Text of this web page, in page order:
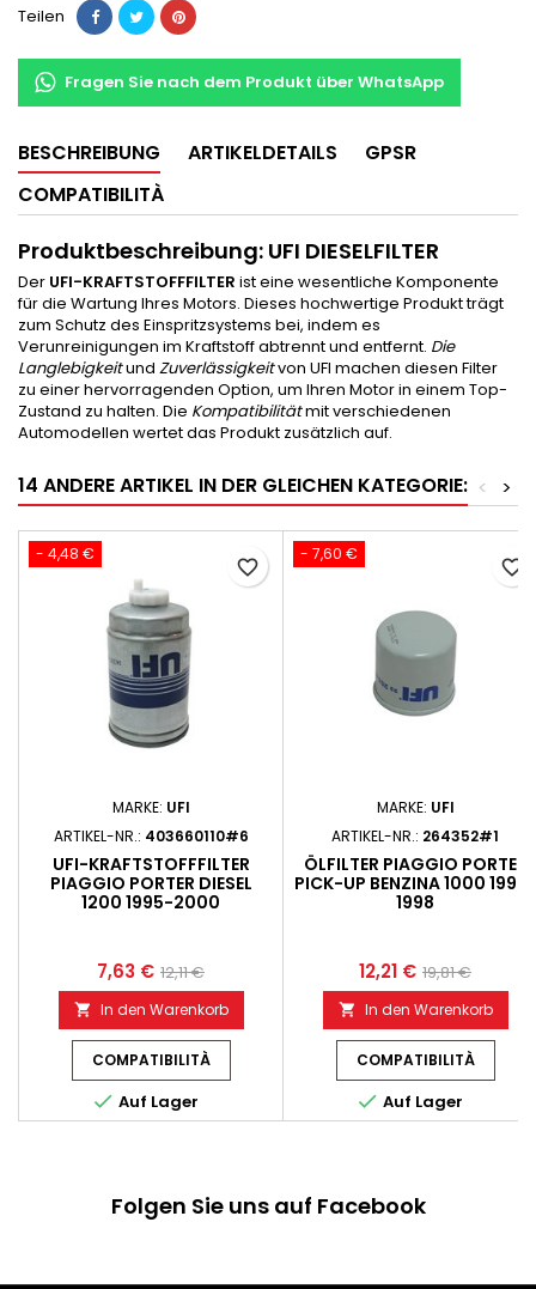
Teilen
Fragen Sie nach dem Produkt über WhatsApp
BESCHREIBUNG ARTIKELDETAILS
GPSR
COMPATIBILITÀ
Produktbeschreibung: UFI DIESELFILTER
Der UFI-KRAFTSTOFFFILTER ist eine wesentliche Komponente
für die Wartung Ihres Motors. Dieses hochwertige Produkt trägt
zum Schutz des Einspritzsystems bei, indem es
Verunreinigungen im Kraftstoff abtrennt und entfernt. Die
Langlebigkeitund Zuverlässigkeitvon UFI machen diesen Filter
zu einer hervorragenden Option, um Ihren Motor in einem Top-
Zustand zu halten. Die Kompatibilitätmit verschiedenen
Automodellen wertet das Produkt zusätzlich auf.
14 ANDERE ARTIKEL IN DER GLEICHEN KATEGORIE: >
<
- 4,48 €
MARKE: UFI
ARTIKEL-NR.: 403660110#6
UFI-KRAFTSTOFFFILTER
PIAGGIO PORTER DIESEL
1200 1995-2000
7,63 € 12,11 €
 In den Warenkorb
COMPATIBILITÀ
 Auf Lager
favorite_border
- 7,60 €
MARKE: UFI
ARTIKEL-NR.: 264352#1
ÖLFILTER PIAGGIO PORTER
PICK-UP BENZINA 1000 1992-
1998
12,21 € 19,81 €
 In den Warenkorb
COMPATIBILITÀ
 Auf Lager
favorite_border
Folgen Sie uns auf Facebook